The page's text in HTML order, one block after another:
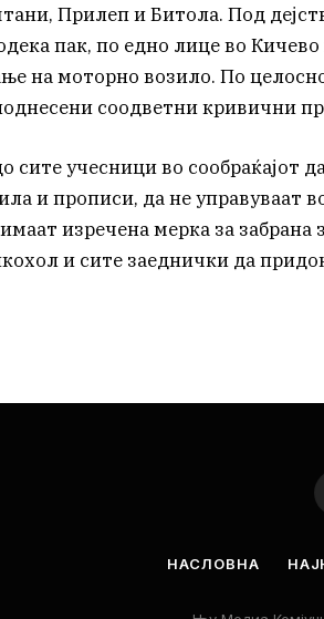
Прилеп и Битола. Под
пак, по едно лице во Кичево
на моторно возило. По
соодветни кривични
сите учесници во сообраќајот
и прописи, да не управуваат
изречена мерка за забрана
и сите заеднички да
НАСЛОВНА